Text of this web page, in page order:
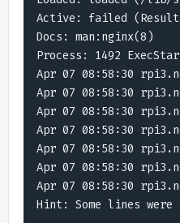
Active: failed (Result:
Docs: man:nginx(8)
Process: 1492
Apr 07 08:58:30
Apr 07 08:58:30
Apr 07 08:58:30
Apr 07 08:58:30
Apr 07 08:58:30
Apr 07 08:58:30
Apr 07 08:58:30